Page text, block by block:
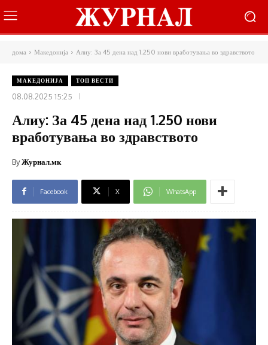
дома Македонија Алиу: За 45 дена над 1.250 нови вработувања во здравството
МАКЕДОНИЈА ТОП ВЕСТИ
08.08.2025 15:25
Алиу: За 45 дена над 1.250 нови
вработувања во здравството
ByЖурнал.мк
Facebook X WhatsApp